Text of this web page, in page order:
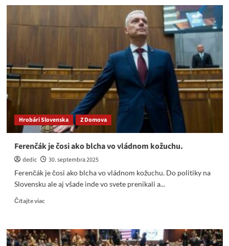
E.
Kde
sloboda
vo
svete
umiera?
Hrobári Slovenska Z Domova
Ferenčák je čosi ako blcha vo vládnom kožuchu.
dedic
30. septembra 2025
Ferenčák je čosi ako blcha vo vládnom kožuchu. Do politiky na
Slovensku ale aj všade inde vo svete prenikali a...
Čítajte viacRead
Ferenčák
je